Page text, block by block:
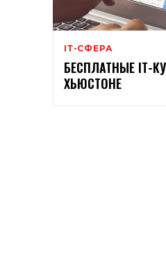
ІТ-СФЕРА
БЕСПЛАТНЫЕ ІТ-
ХЬЮСТОНЕ